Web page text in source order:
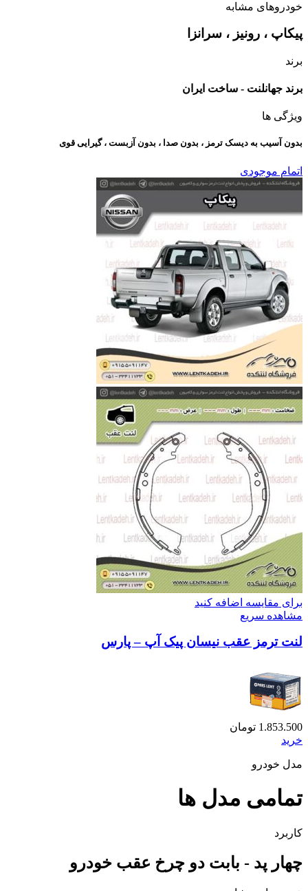
خودروهای مشابه
پیکاپ ، رونیز ، سرانزا
برند
برند جهانلنت - ساخت ایران
ویژگی ها
بدون آسیب به دیسک ترمز ، بدون صدا ، بدون آزبست ، گیرایی قوی​
اتمام موجودی
برای مقایسه اضافه کنید
مشاهده سریع
لنت ترمز عقب نیسان پیک آپ – پارس
1.853.500 تومان
خرید
مدل خودرو
تمامی مدل ها
کاربرد
چهار پد - بابت دو چرخ عقب خودرو